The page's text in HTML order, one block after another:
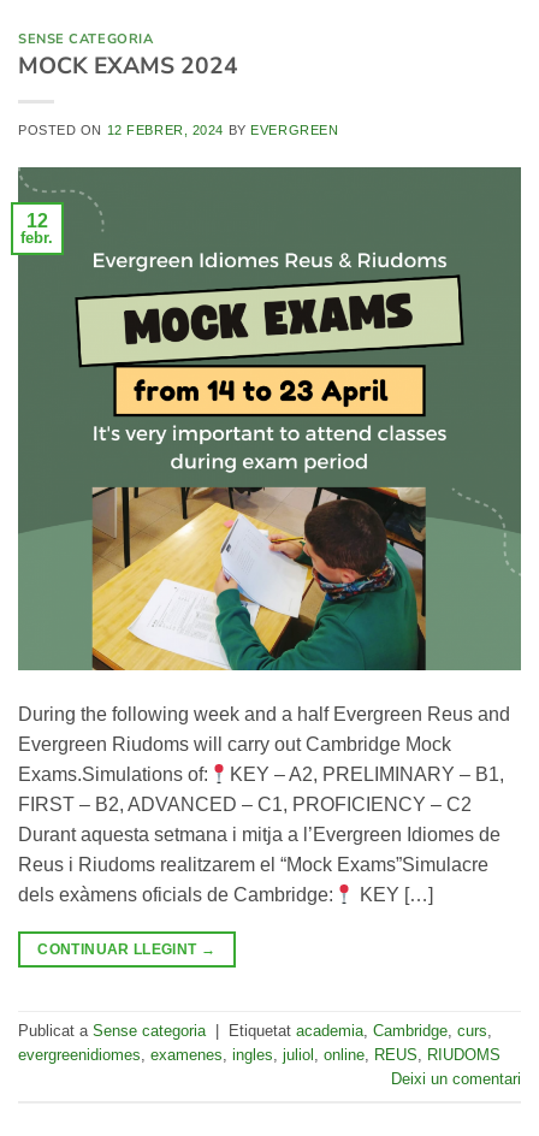
SENSE CATEGORIA
MOCK EXAMS 2024
POSTED ON 12 FEBRER, 2024 BY EVERGREEN
12
febr.
During the following week and a half Evergreen Reus and
Evergreen Riudoms will carry out Cambridge Mock
Exams.Simulations of:
KEY – A2, PRELIMINARY – B1,
FIRST – B2, ADVANCED – C1, PROFICIENCY – C2
Durant aquesta setmana i mitja a l’Evergreen Idiomes de
Reus i Riudoms realitzarem el “Mock Exams”Simulacre
dels exàmens oficials de Cambridge:
KEY […]
CONTINUAR LLEGINT →
Publicat a Sense categoria Etiquetat academia, Cambridge, curs,
evergreenidiomes, examenes, ingles, juliol , online, REUS, RIUDOMS
Deixi un comentari